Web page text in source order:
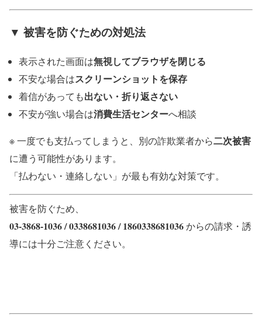
▼ 被害を防ぐための対処法
表示された画面は無視してブラウザを閉じる
不安な場合はスクリーンショットを保存
着信があっても出ない・折り返さない
不安が強い場合は消費生活センターへ相談
※ 一度でも支払ってしまうと、別の詐欺業者から二次被害
に遭う可能性があります。
「払わない・連絡しない」が最も有効な対策です。
被害を防ぐため、
03-3868-1036 / 0338681036 / 1860338681036からの請求・誘
導には十分ご注意ください。